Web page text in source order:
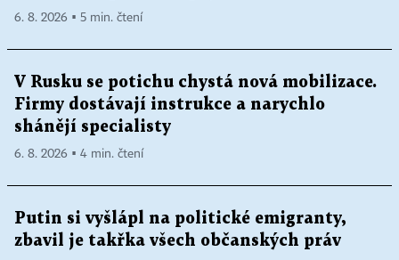
6. 8. 2026 ▪ 5 min. čtení
V Rusku se potichu chystá nová mobilizace.
Firmy dostávají instrukce a narychlo
shánějí specialisty
6. 8. 2026 ▪ 4 min. čtení
Putin si vyšlápl na politické emigranty,
zbavil je takřka všech občanských práv